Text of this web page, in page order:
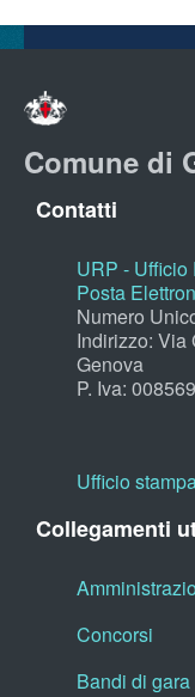
Comune di
Contatti
URP -
Posta
Numero
Indirizzo: Via
Genova
P. Iva:
Ufficio
Collegamenti
Concorsi
Bandi di gara